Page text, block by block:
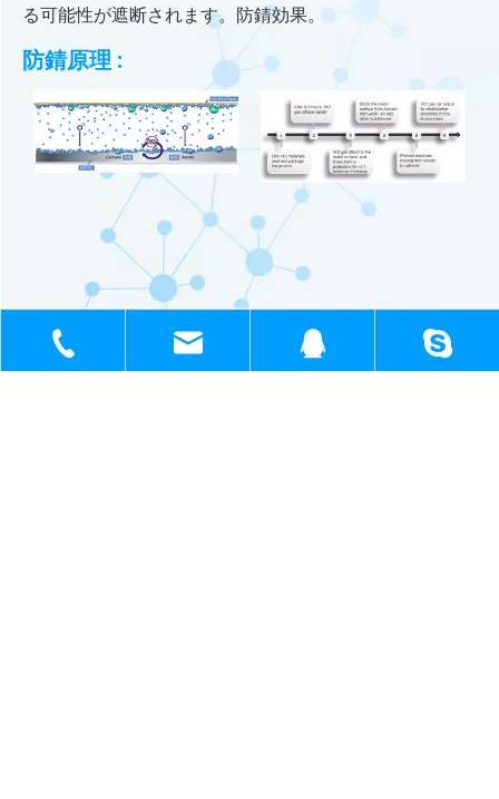
る可能性が遮断されます。防錆効果。
防錆原理 :